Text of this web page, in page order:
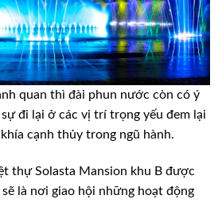
quan thì đài phun nước còn có ý
đi lại ở các vị trí trọng yếu đem lại
cạnh thủy trong ngũ hành.
thự Solasta Mansion khu B được
là nơi giao hội những hoạt động